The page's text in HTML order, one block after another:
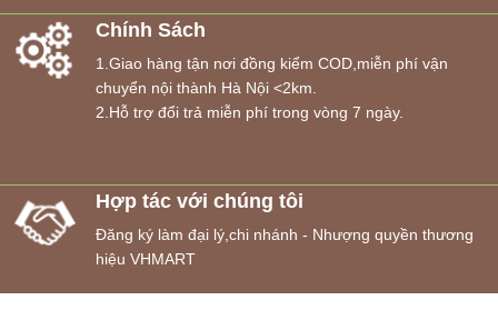
Chính Sách
1.Giao hàng tận nơi đồng kiểm COD,miễn phí vận
chuyển nội thành Hà Nội <2km.
2.Hỗ trợ đổi trả miễn phí trong vòng 7 ngày.
Hợp tác với chúng tôi
Đăng ký làm đại lý,chi nhánh - Nhượng quyền thương
hiệu VHMART